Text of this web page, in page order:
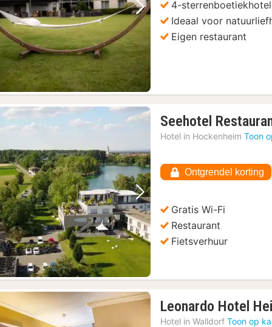
Vorige foto Volgende foto
4-sterrenboetiekhotel
Ideaal voor
Eigen restaurant
Vorige foto Volgende foto
Seehotel
Hotel in Hockenheim Toon
Ontgrendel korting
Gratis Wi-Fi
Restaurant
Fietsverhuur
Leonardo Hotel
Hotel in Walldorf Toon op